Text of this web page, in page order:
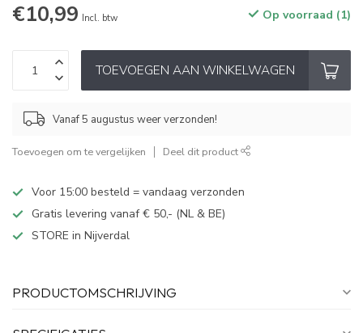
€10,99 Incl. btw Op voorraad (1)
TOEVOEGEN AAN WINKELWAGEN
Vanaf 5 augustus weer verzonden!
Toevoegen om te vergelijken Deel dit product
Voor 15:00 besteld = vandaag verzonden
Gratis levering vanaf € 50,- (NL & BE)
STORE in Nijverdal
PRODUCTOMSCHRIJVING